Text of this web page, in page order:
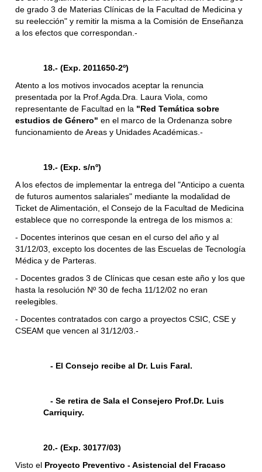
de grado 3 de Materias Clínicas de la Facultad de Medicina y
su reelección" y remitir la misma a la Comisión de Enseñanza
a los efectos que correspondan.-
18.- (Exp. 2011650-2º)
Atento a los motivos invocados aceptar la renuncia
presentada por la Prof.Agda.Dra. Laura Viola, como
representante de Facultad en la "Red Temática sobre
estudios de Género"en el marco de la Ordenanza sobre
funcionamiento de Areas y Unidades Académicas.-
19.- (Exp. s/nº)
A los efectos de implementar la entrega del "Anticipo a cuenta
de futuros aumentos salariales" mediante la modalidad de
Ticket de Alimentación, el Consejo de la Facultad de Medicina
establece que no corresponde la entrega de los mismos a:
- Docentes interinos que cesan en el curso del año y al
31/12/03, excepto los docentes de las Escuelas de Tecnología
Médica y de Parteras.
- Docentes grados 3 de Clínicas que cesan este año y los que
hasta la resolución Nº 30 de fecha 11/12/02 no eran
reelegibles.
- Docentes contratados con cargo a proyectos CSIC, CSE y
CSEAM que vencen al 31/12/03.-
- El Consejo recibe al Dr. Luis Faral.
- Se retira de Sala el Consejero Prof.Dr. Luis
Carriquiry.
20.- (Exp. 30177/03)
Visto el Proyecto Preventivo - Asistencial del Fracaso